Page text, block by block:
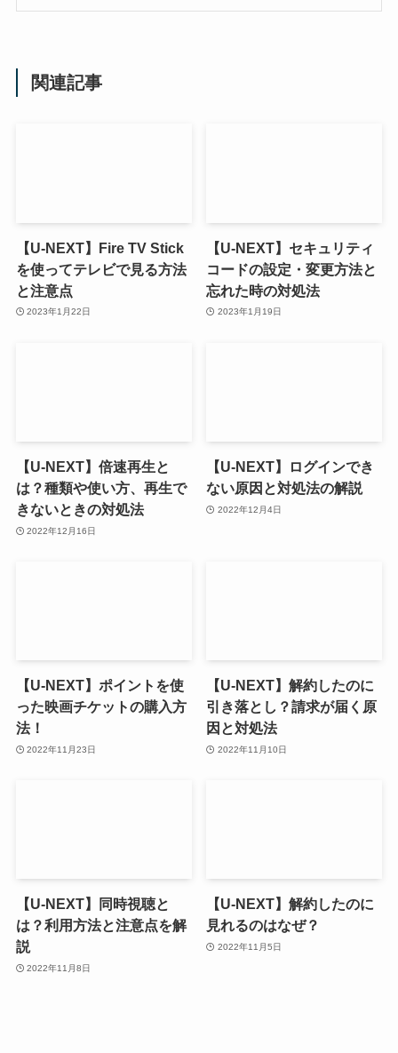
関連記事
【U-NEXT】Fire TV Stick
を使ってテレビで見る方法
と注意点
2023年1月22日
【U-NEXT】セキュリティ
コードの設定・変更方法と
忘れた時の対処法
2023年1月19日
【U-NEXT】倍速再生と
は？種類や使い方、再生で
きないときの対処法
2022年12月16日
【U-NEXT】ログインでき
ない原因と対処法の解説
2022年12月4日
【U-NEXT】ポイントを使
った映画チケットの購入方
法！
2022年11月23日
【U-NEXT】解約したのに
引き落とし？請求が届く原
因と対処法
2022年11月10日
【U-NEXT】同時視聴と
は？利用方法と注意点を解
説
2022年11月8日
【U-NEXT】解約したのに
見れるのはなぜ？
2022年11月5日